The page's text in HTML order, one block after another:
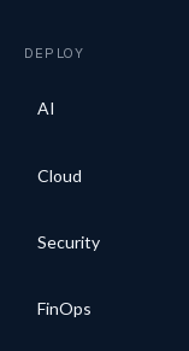
DEPLOY
AI
Cloud
Security
FinOps